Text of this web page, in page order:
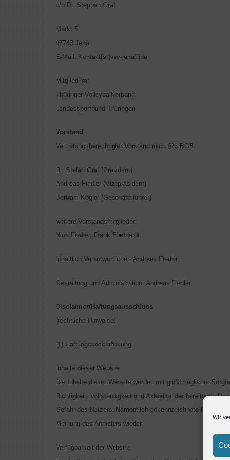
Wir
c/o Dr. Stephan Gräf
Markt 5
07743 Jena
E-Mail: Kontakt[at]vsv-jena[.]de
Mitglied im:
Thüringer Volleyballverband,
Landessportbund Thüringen
Vorstand
Vertretungsberechtigter Vorstand nach §26 BGB
Dr. Stefan Gräf (Präsident)
Andreas Fiedler (Vizepräsident)
Bertram Kögler (Geschäftsführer)
weitere Vorstandsmitglieder:
Nina Fiedler, Frank Eberhardt
Inhaltlich Verantwortlicher: Andreas Fiedler
Gestaltung und Administration: Andreas Fiedler
Disclaimer/Haftungsausschluss
(rechtliche Hinweise)
(1) Haftungsbeschränkung
Inhalte dieser Website
Die Inhalte dieser Website werden mit größtmöglicher
Richtigkeit, Vollständigkeit und Aktualität der
Gefahr des Nutzers. Namentlich gekennzeichnete Beiträge
Meinung des Anbieters wieder.
Verfügbarkeit der Website